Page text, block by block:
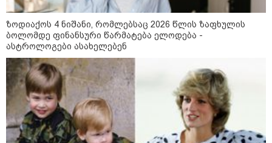
თბილისში, ლოზუნგით „გვახსოვს
გმირები, გვახსოვს მტერი”
მსვლელობა მიმდინარეობს
კობა კობალაძე - ვერ შევეგუებით
აზრს, რომ ვიღაცის ბოდიალის
გულისთვის გამოვიდეთ
ზოდიაქოს 4 ნიშანი, რომლებსაც 2026 წლის ზაფხულის
ბოლომდე ფინანსური წარმატება ელოდება -
ასტროლოგები ასახელებენ